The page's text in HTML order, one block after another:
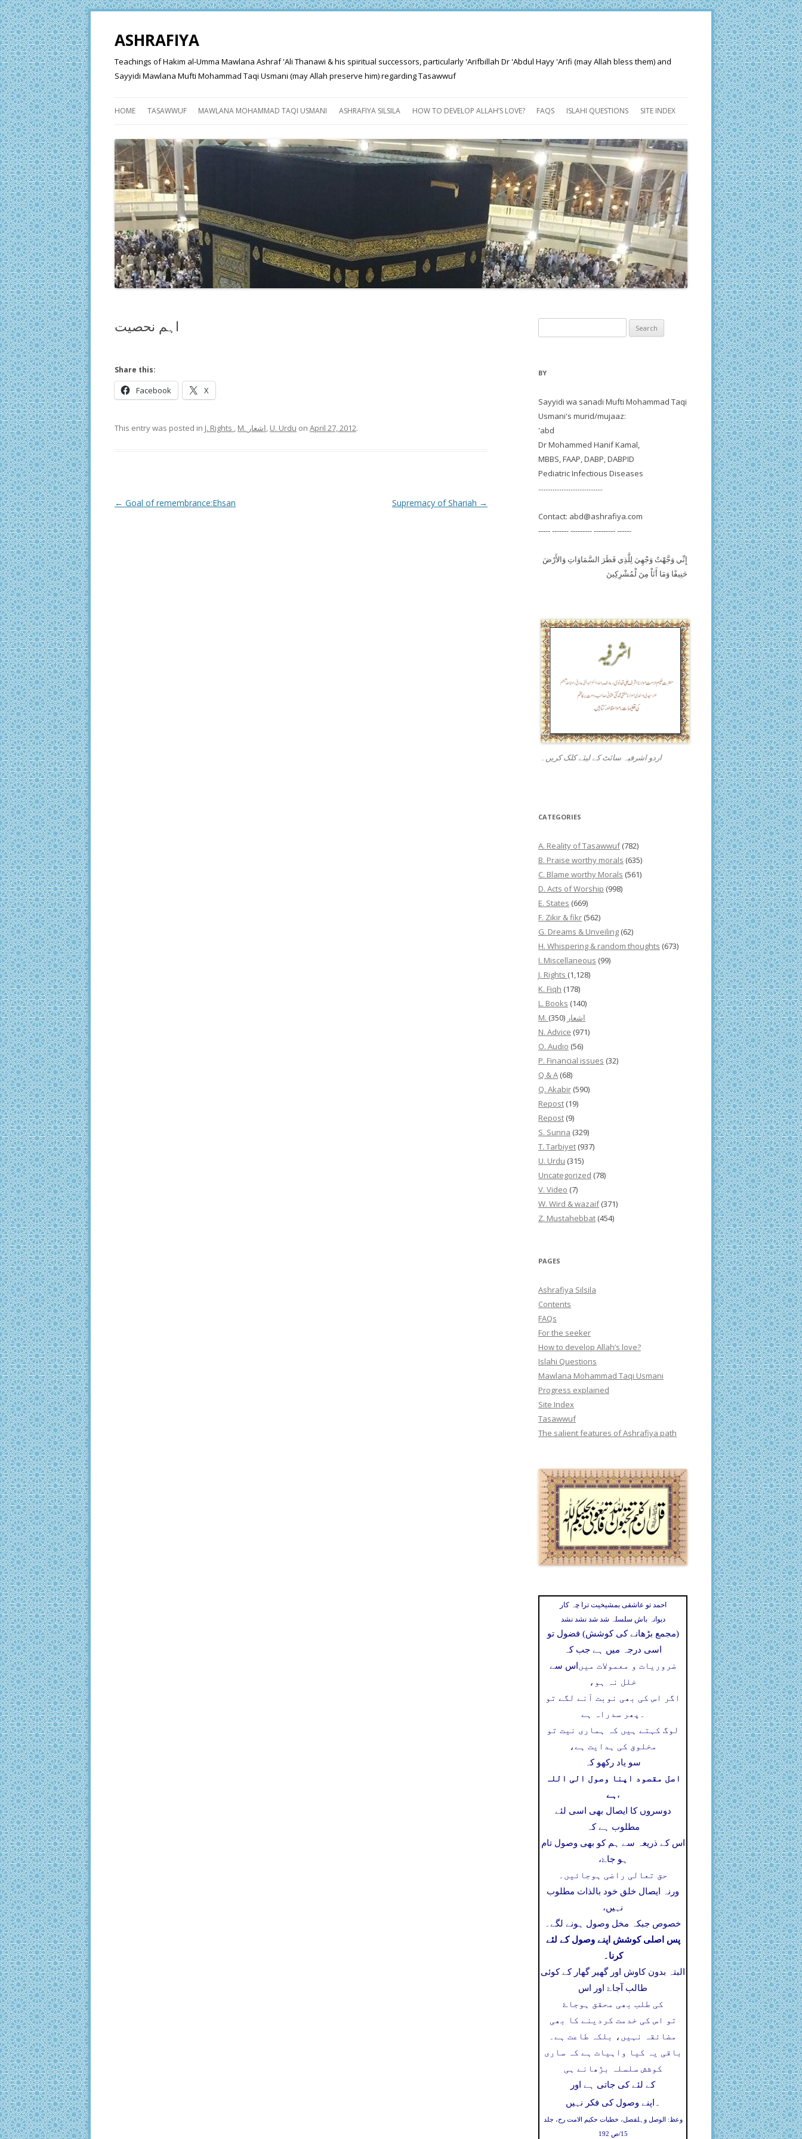
ASHRAFIYA
Teachings of Hakim al-Umma Mawlana Ashraf 'Ali Thanawi & his spiritual successors, particularly 'Arifbillah Dr 'Abdul Hayy 'Arifi (may Allah bless them) and
Sayyidi Mawlana Mufti Mohammad Taqi Usmani (may Allah preserve him) regarding Tasawwuf
HOME TASAWWUF MAWLANA MOHAMMAD TAQI USMANI ASHRAFIYA SILSILA
ASHRAFIYA PATH
HOW TO DEVELOP ALLAH’S LOVE? FAQS ISLAHI QUESTIONS SITE INDEX
اہم نحصیت
Share this:
Facebook X
This entry was posted in J. Rights , M. اشعار, U. Urdu on April 27, 2012.
Post
← Goal of remembrance:Ehsan Supremacy of Shariah →
for:
BY
Sayyidi wa sanadi Mufti Mohammad Taqi
Usmani's murid/mujaaz:
'abd
Dr Mohammed Hanif Kamal,
MBBS, FAAP, DABP, DABPID
Pediatric Infectious Diseases
....................................
Contact: abd@ashrafiya.com
----- ------- --------- --------- ------
إِنِّي وَجَّهْتُ وَجْهِيَ لِلَّذِي فَطَرَ السَّمَاوَاتِ وَالأَرْضَ
حَنِيفًا وَمَا أَنَاْ مِنَ لْمُشْرِكِينَ
اردو اشرفیہ سائٹ کے لیئے کلک کریں۔
CATEGORIES
A. Reality of Tasawwuf(782)
B. Praise worthy morals (635)
C. Blame worthy Morals (561)
D. Acts of Worship (998)
E. States (669)
F. Zikir & fikr (562)
G. Dreams & Unveiling (62)
H. Whispering & random thoughts (673)
I. Miscellaneous (99)
J. Rights (1,128)
K. Fiqh (178)
L. Books (140)
M. اشعار (350)
N. Advice (971)
O. Audio (56)
P. Financial issues (32)
Q & A (68)
Q. Akabir (590)
Repost (19)
Repost (9)
S. Sunna (329)
T. Tarbiyet (937)
U. Urdu (315)
Uncategorized (78)
V. Video (7)
W. Wird & wazaif(371)
Z. Mustahebbat (454)
PAGES
Ashrafiya Silsila
Contents
FAQs
For the seeker
How to develop Allah’s love?
Islahi Questions
Mawlana Mohammad Taqi Usmani
Progress explained
Site Index
Tasawwuf
The salient features of Ashrafiya path
احمد تو عاشقی بمشیخیت ترا چہ کار
دیوانہ باش سلسلہ شد شد نشد نشد
(مجمع بڑھانے کی کوشش) فضول تو
اسی درجہ میں ہے جب کہ
اس سے ضروریات و معمولات میں
خلل نہ ہو،
اگر اس کی بھی نوبت آنے لگے تو
پھر سدراہ ہے ۔
لوگ کہتے ہیں کہ ہماری نیت تو
مخلوق کی ہدایت ہے،
سو یاد رکھو کہ
اصل مقصود اپنا وصول الی اللہ
ہے ،
دوسروں کا ایصال بھی اسی لئے
مطلوب ہے کہ
اس کے ذریعہ سے ہم کو بھی وصول تام
ہو جاۓ،
حق تعالی راضی ہوجائیں۔
ورنہ ایصال خلق خود بالذات مطلوب
نہیں،
خصوص جبکہ مخل وصول ہونے لگے۔
پس اصلی کوشش اپنے وصول کے لئے
کرنا۔
البتہ بدون کاوش اور گھیر گھار کے کوئی
طالب آجاۓ اور اس
کی طلب بھی محقق ہوجاۓ
تو اس کی خدمت کردینے کا بھی
مضائقہ نہیں، بلکہ طاعت ہے۔
باقی یہ کیا واہیات ہے کہ ساری
کوشش سلسلہ بڑھانے ہی
کے لئے کی جاتی ہے اور
اپنے وصول کی فکر نہیں ۔
وعظ: الوصل وہلفصل، خطبات حکیم الامت رح، جلد
15/ص 192